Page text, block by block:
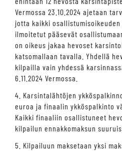
Vermossa 23.10.2024 ajetaan
jotta kaikki
ilmoitetut pääsevät
on oikeus jakaa hevoset
katsomallaan tavalla. Yhdellä
kilpailla vain yhdessä
6.11.2024 Vermossa.
4. Karsintalähtöjen
euroa ja finaalin ykköspalkinto
Kaikki finaaliin osallistuneet
kilpailun ennakkomaksun
5. Kilpailuun maksetaan yksi